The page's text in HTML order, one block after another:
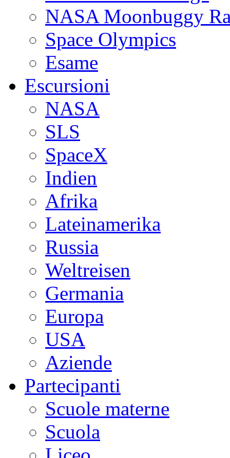
NASA Moonbuggy
Space Olympics
Esame
Escursioni
NASA
SLS
SpaceX
Indien
Afrika
Lateinamerika
Russia
Weltreisen
Germania
Europa
USA
Aziende
Partecipanti
Scuole materne
Scuola